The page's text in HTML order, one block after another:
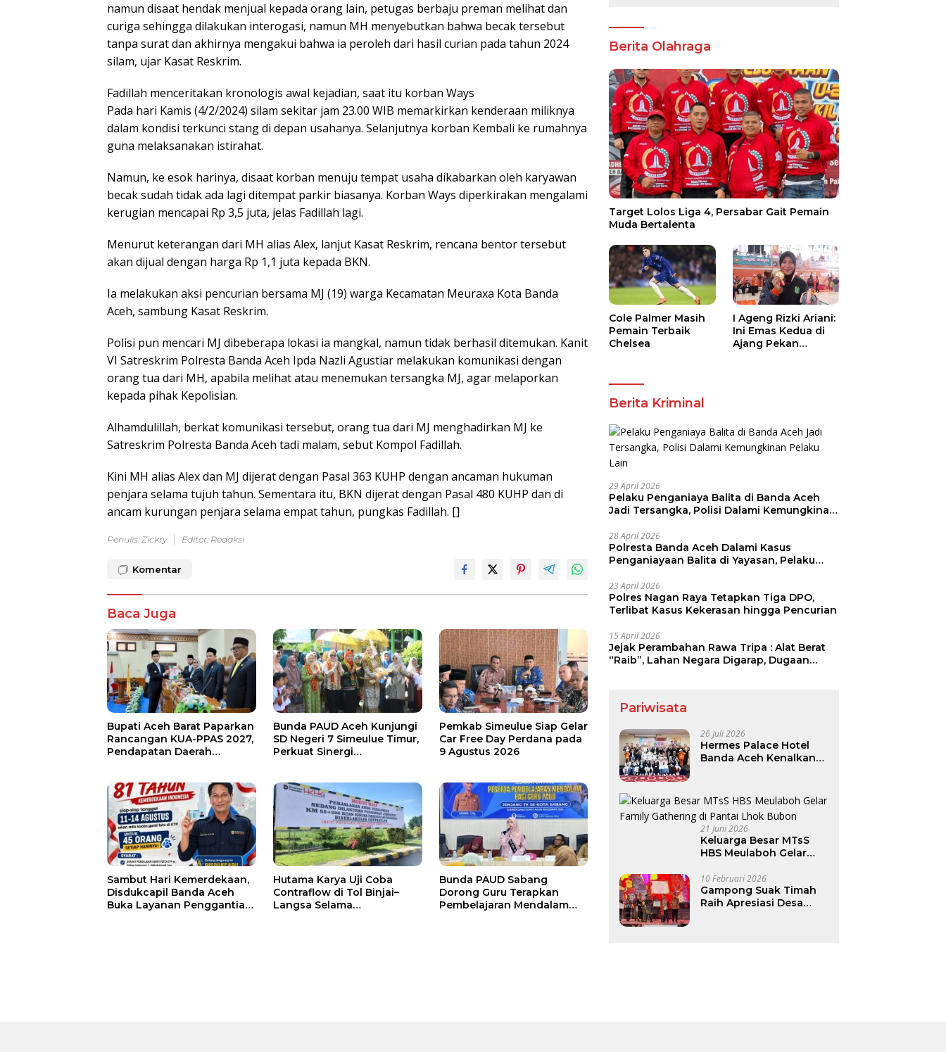
namun disaat hendak menjual kepada orang lain, petugas berbaju preman melihat dan
curiga sehingga dilakukan interogasi, namun MH menyebutkan bahwa becak tersebut
tanpa surat dan akhirnya mengakui bahwa ia peroleh dari hasil curian pada tahun 2024
silam, ujar Kasat Reskrim.
Fadillah menceritakan kronologis awal kejadian, saat itu korban Ways
Pada hari Kamis (4/2/2024) silam sekitar jam 23.00 WIB memarkirkan kenderaan miliknya
dalam kondisi terkunci stang di depan usahanya. Selanjutnya korban Kembali ke rumahnya
guna melaksanakan istirahat.
Namun, ke esok harinya, disaat korban menuju tempat usaha dikabarkan oleh karyawan
becak sudah tidak ada lagi ditempat parkir biasanya. Korban Ways diperkirakan mengalami
kerugian mencapai Rp 3,5 juta, jelas Fadillah lagi.
Menurut keterangan dari MH alias Alex, lanjut Kasat Reskrim, rencana bentor tersebut
akan dijual dengan harga Rp 1,1 juta kepada BKN.
Ia melakukan aksi pencurian bersama MJ (19) warga Kecamatan Meuraxa Kota Banda
Aceh, sambung Kasat Reskrim.
Polisi pun mencari MJ dibeberapa lokasi ia mangkal, namun tidak berhasil ditemukan. Kanit
VI Satreskrim Polresta Banda Aceh Ipda Nazli Agustiar melakukan komunikasi dengan
orang tua dari MH, apabila melihat atau menemukan tersangka MJ, agar melaporkan
kepada pihak Kepolisian.
Alhamdulillah, berkat komunikasi tersebut, orang tua dari MJ menghadirkan MJ ke
Satreskrim Polresta Banda Aceh tadi malam, sebut Kompol Fadillah.
Kini MH alias Alex dan MJ dijerat dengan Pasal 363 KUHP dengan ancaman hukuman
penjara selama tujuh tahun. Sementara itu, BKN dijerat dengan Pasal 480 KUHP dan di
ancam kurungan penjara selama empat tahun, pungkas Fadillah. []
Penulis: Zickry Editor: Redaksi
Komentar
Baca Juga
Bupati Aceh Barat Paparkan
Rancangan KUA-PPAS 2027,
Pendapatan Daerah
Bunda PAUD Aceh Kunjungi
SD Negeri 7 Simeulue Timur,
Perkuat Sinergi
Pemkab Simeulue Siap Gelar
Car Free Day Perdana pada
9 Agustus 2026
Sambut Hari Kemerdekaan,
Disdukcapil Banda Aceh
Buka Layanan Penggantian
Hutama Karya Uji Coba
Contraflow di Tol Binjai–
Langsa Selama
Bunda PAUD Sabang
Dorong Guru Terapkan
Pembelajaran Mendalam
Berita Olahraga
Target Lolos Liga 4, Persabar Gait Pemain
Muda Bertalenta
Cole Palmer Masih
Pemain Terbaik
Chelsea
I Ageng Rizki Ariani:
Ini Emas Kedua di
Ajang Pekan
Berita Kriminal
29 April 2026
Pelaku Penganiaya Balita di Banda Aceh
Jadi Tersangka, Polisi Dalami Kemungkinan
28 April 2026
Polresta Banda Aceh Dalami Kasus
Penganiayaan Balita di Yayasan, Pelaku
23 April 2026
Polres Nagan Raya Tetapkan Tiga DPO,
Terlibat Kasus Kekerasan hingga Pencurian
15 April 2026
Jejak Perambahan Rawa Tripa : Alat Berat
“Raib”, Lahan Negara Digarap, Dugaan
Pariwisata
26 Juli 2026
Hermes Palace Hotel
Banda Aceh Kenalkan
21 Juni 2026
Keluarga Besar MTsS
HBS Meulaboh Gelar
Pantai Lhok Bubon
10 Februari 2026
Gampong Suak Timah
Raih Apresiasi Desa